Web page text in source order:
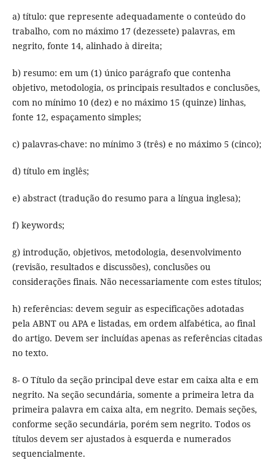
a) título: que represente adequadamente o conteúdo do
trabalho, com no máximo 17 (dezessete) palavras, em
negrito, fonte 14, alinhado à direita;
b) resumo: em um (1) único parágrafo que contenha
objetivo, metodologia, os principais resultados e conclusões,
com no mínimo 10 (dez) e no máximo 15 (quinze) linhas,
fonte 12, espaçamento simples;
c) palavras-chave: no mínimo 3 (três) e no máximo 5 (cinco);
d) título em inglês;
e) abstract (tradução do resumo para a língua inglesa);
f) keywords;
g) introdução, objetivos, metodologia, desenvolvimento
(revisão, resultados e discussões), conclusões ou
considerações finais. Não necessariamente com estes títulos;
h) referências: devem seguir as especificações adotadas
pela ABNT ou APA e listadas, em ordem alfabética, ao final
do artigo. Devem ser incluídas apenas as referências citadas
no texto.
8- O Título da seção principal deve estar em caixa alta e em
negrito. Na seção secundária, somente a primeira letra da
primeira palavra em caixa alta, em negrito. Demais seções,
conforme seção secundária, porém sem negrito. Todos os
títulos devem ser ajustados à esquerda e numerados
sequencialmente.